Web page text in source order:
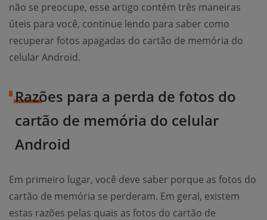
não se preocupe, esse artigo contém três maneiras
úteis para você, continue lendo para saber como
recuperar fotos apagadas do cartão de memória do
celular Android.
Razões para a perda de fotos do
cartão de memória do celular
Android
Em primeiro lugar, você deve saber porque as fotos do
cartão de memória se perderam. Em geral, existem
estas razões pelas quais as fotos do cartão de